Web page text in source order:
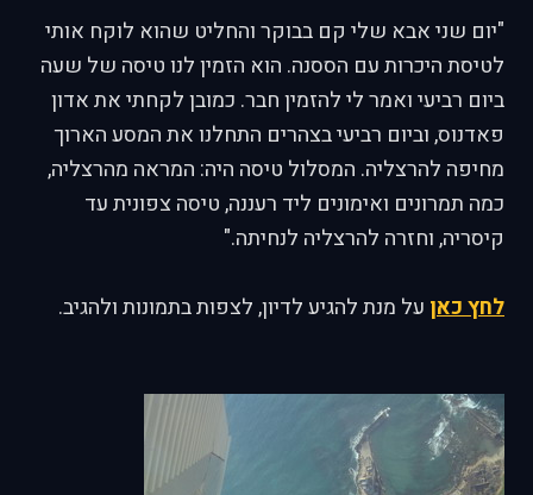
"יום שני אבא שלי קם בבוקר והחליט שהוא לוקח אותי
לטיסת היכרות עם הססנה. הוא הזמין לנו טיסה של שעה
ביום רביעי ואמר לי להזמין חבר. כמובן לקחתי את אדון
פאדנוס, וביום רביעי בצהרים התחלנו את המסע הארוך
מחיפה להרצליה. המסלול טיסה היה: המראה מהרצליה,
כמה תמרונים ואימונים ליד רעננה, טיסה צפונית עד
קיסריה, וחזרה להרצליה לנחיתה."
לחץ כאן על מנת להגיע לדיון, לצפות בתמונות ולהגיב.